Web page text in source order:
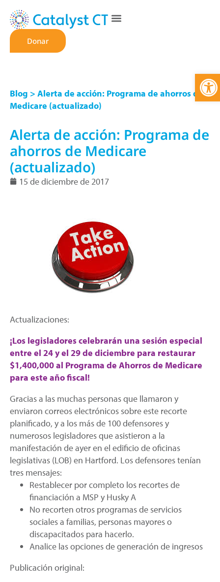
Donar
Blog > Alerta de acción: Programa de ahorros de
Medicare (actualizado)
Alerta de acción: Programa de
ahorros de Medicare
(actualizado)
15 de diciembre de 2017
Actualizaciones:
¡Los legisladores celebrarán una sesión especial
entre el 24 y el 29 de diciembre para restaurar
$1,400,000 al Programa de Ahorros de Medicare
para este año fiscal!
Gracias a las muchas personas que llamaron y
enviaron correos electrónicos sobre este recorte
planificado, y a los más de 100 defensores y
numerosos legisladores que asistieron a la
manifestación de ayer en el edificio de oficinas
legislativas (LOB) en Hartford. Los defensores tenían
tres mensajes:
Restablecer por completo los recortes de
financiación a MSP y Husky A
No recorten otros programas de servicios
sociales a familias, personas mayores o
discapacitados para hacerlo.
Analice las opciones de generación de ingresos
Publicación original: